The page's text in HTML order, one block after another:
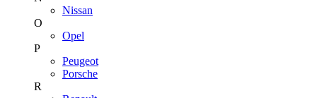
Nissan
O
Opel
P
Peugeot
Porsche
R